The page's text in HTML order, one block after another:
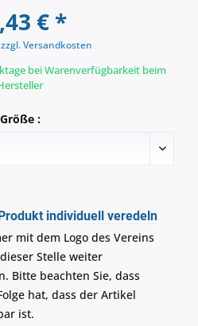
€ *
zzgl. Versandkosten
bei Warenverfügbarkeit beim
Größe :
individuell veredeln
mit dem Logo des Vereins
Stelle weiter
Bitte beachten Sie, dass
hat, dass der Artikel
ist.